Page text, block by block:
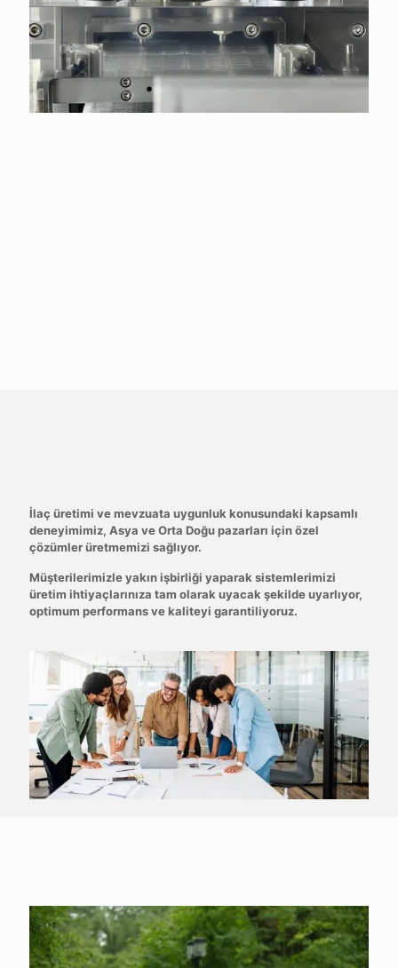
İlaç üretimi ve mevzuata uygunluk konusundaki kapsamlı
deneyimimiz, Asya ve Orta Doğu pazarları için özel
çözümler üretmemizi sağlıyor.
Müşterilerimizle yakın işbirliği yaparak sistemlerimizi
üretim ihtiyaçlarınıza tam olarak uyacak şekilde uyarlıyor,
optimum performans ve kaliteyi garantiliyoruz.